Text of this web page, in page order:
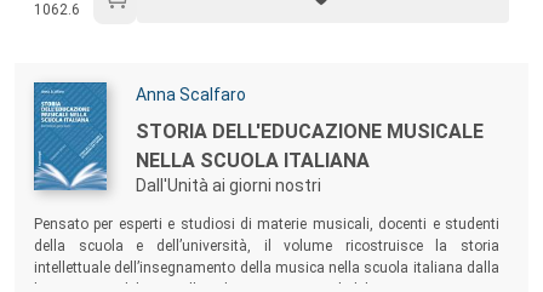
1062.6
Autori:
Anna Scalfaro
Titolo:
STORIA DELL'EDUCAZIONE MUSICALE
NELLA SCUOLA ITALIANA
Dall'Unità ai giorni nostri
Pensato per esperti e studiosi di materie musicali, docenti e studenti
della scuola e dell’università, il volume ricostruisce la storia
intellettuale dell’insegnamento della musica nella scuola italiana dalla